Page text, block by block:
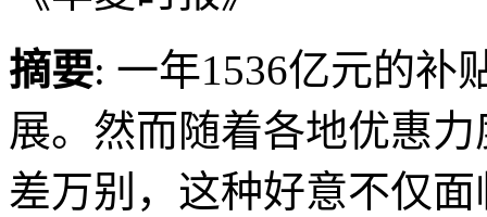
摘要: 一年1536亿元的补
展。然而随着各地优惠
差万别，这种好意不仅